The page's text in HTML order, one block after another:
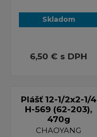
Skladom
6,50 € s DPH
Plášť 12-1/2x2-1/4
H-569 (62-203),
470g
CHAOYANG